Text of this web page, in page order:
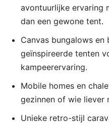
avontuurlijke ervaring
dan een gewone tent.
Canvas bungalows en
geïnspireerde tenten
kampeerervaring.
Mobile homes en
gezinnen of wie liever
Unieke retro-stijl